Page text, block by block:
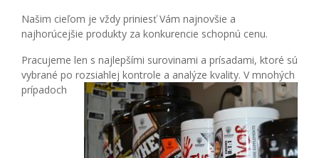
Našim cieľom je vždy priniesť Vám najnovšie a
najhorúcejšie produkty za konkurencie schopnú cenu.
Pracujeme len s najlepšími surovinami a prísadami, ktoré sú
vybrané po rozsiahlej kontrole a analýze kvality. Vmnohých
prípadoch